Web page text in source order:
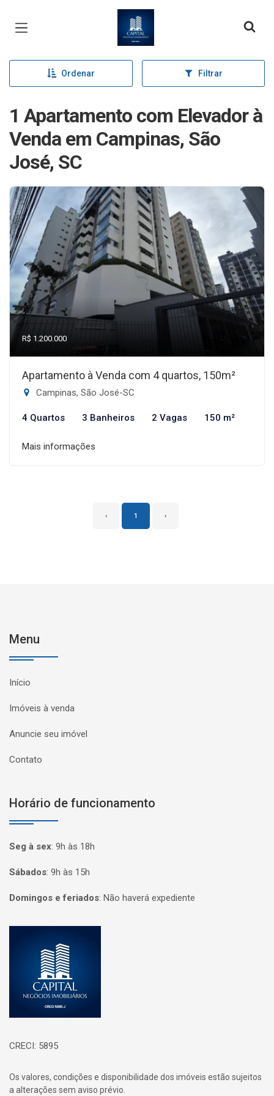
Página inicial
Ordenar Filtrar
1 Apartamento com Elevador à
Venda em Campinas, São
José, SC
R$ 1.200.000
Apartamento à Venda com 4 quartos, 150m²
Campinas, São José-SC
4 Quartos 3 Banheiros 2 Vagas 150 m²
Mais informações
‹ 1 ›
Menu
Início
Imóveis à venda
Anuncie seu imóvel
Contato
Horário de funcionamento
Seg à sex: 9h às 18h
Sábados: 9h às 15h
Domingos e feriados: Não haverá expediente
CRECI: 5895
Os valores, condições e disponibilidade dos imóveis estão sujeitos
a alterações sem aviso prévio.